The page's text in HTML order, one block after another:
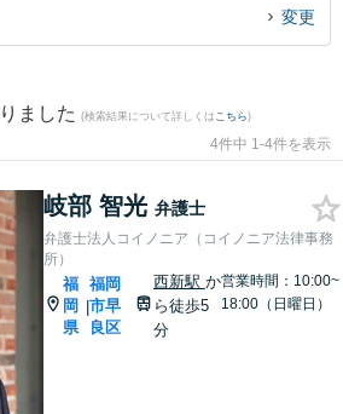
索したい』『初回相談無料で個人・プライベー
変更
ました (検索結果について詳しくは こちら)
4件中 1-4件を表示
岐部 智光 弁護士
弁護士法人コイノニア（コイノニア法律事務
所）
福
岡
県
|
福岡
市早
良区
西新駅 か
ら徒歩5
分
営業時間：10:00~
18:00（日曜日）